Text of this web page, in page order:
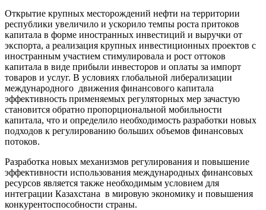
Открытие крупных месторождений нефти на территории
республики увеличило и ускорило темпы роста притоков
капитала в форме иностранных инвестиций и выручки от
экспорта, а реализация крупных инвестиционных проектов с
иностранным участием стимулировала и рост оттоков
капитала в виде прибыли инвесторов и оплаты за импорт
товаров и услуг. В условиях глобальной либерализации
международного движения финансового капитала
эффективность применяемых регуляторных мер зачастую
становится обратно пропорциональной мобильности
капитала, что и определило необходимость разработки новых
подходов к регулированию больших объемов финансовых
потоков.
Разработка новых механизмов регулирования и повышение
эффективности использования международных финансовых
ресурсов является также необходимым условием для
интеграции Казахстана в мировую экономику и повышения
конкурентоспособности страны.